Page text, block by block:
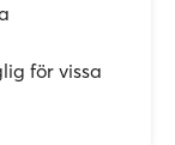
för vissa